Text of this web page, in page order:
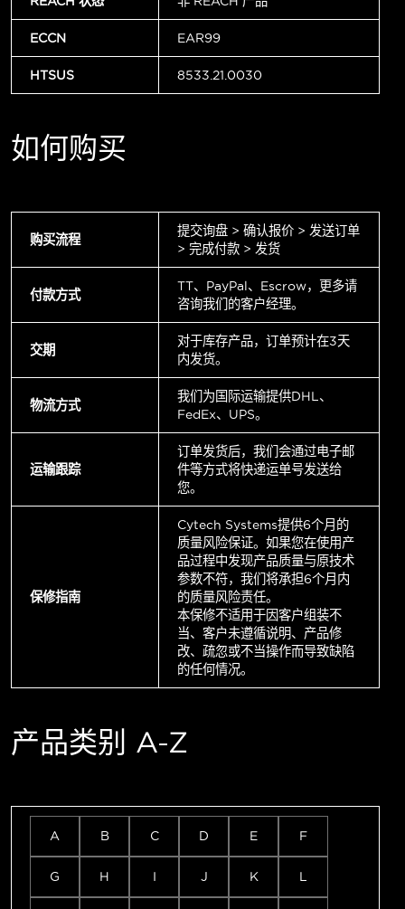
ECCN EAR99
HTSUS 8533.21.0030
如何购买
购买流程
提交询盘 > 确认报价 > 发送订单
> 完成付款 > 发货
付款方式
TT、PayPal、Escrow，更多请
咨询我们的客户经理。
交期
对于库存产品，订单预计在3天
内发货。
物流方式
我们为国际运输提供DHL、
FedEx、UPS。
运输跟踪
订单发货后，我们会通过电子邮
件等方式将快递运单号发送给
您。
保修指南
Cytech Systems提供6个月的
质量风险保证。如果您在使用产
品过程中发现产品质量与原技术
参数不符，我们将承担6个月内
的质量风险责任。
本保修不适用于因客户组装不
当、客户未遵循说明、产品修
改、疏忽或不当操作而导致缺陷
的任何情况。
产品类别 A-Z
A B C D E F
G H I J K L